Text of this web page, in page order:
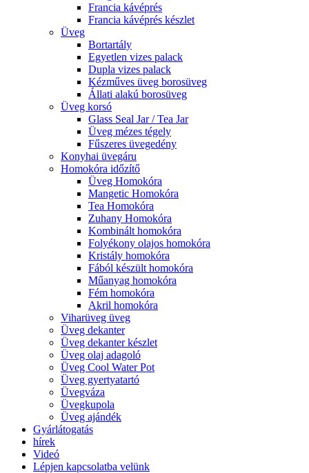
Francia kávéprés
Francia kávéprés készlet
Üveg
Bortartály
Egyetlen vizes palack
Dupla vizes palack
Kézműves üveg borosüveg
Állati alakú borosüveg
Üveg korsó
Glass Seal Jar / Tea Jar
Üveg mézes tégely
Fűszeres üvegedény
Konyhai üvegáru
Homokóra időzítő
Üveg Homokóra
Mangetic Homokóra
Tea Homokóra
Zuhany Homokóra
Kombinált homokóra
Folyékony olajos homokóra
Kristály homokóra
Fából készült homokóra
Műanyag homokóra
Fém homokóra
Akril homokóra
Viharüveg üveg
Üveg dekanter
Üveg dekanter készlet
Üveg olaj adagoló
Üveg Cool Water Pot
Üveg gyertyatartó
Üvegváza
Üvegkupola
Üveg ajándék
Gyárlátogatás
hírek
Videó
Lépjen kapcsolatba velünk